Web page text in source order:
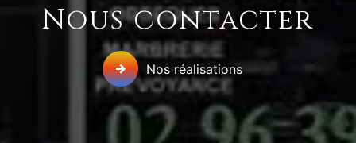
Nous contacter
Nos réalisations